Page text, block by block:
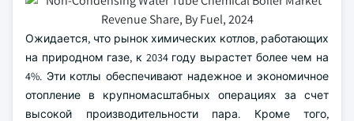
Ожидается, что рынок химических котлов, работающих
на природном газе, к 2034 году вырастет более чем на
4%. Эти котлы обеспечивают надежное и экономичное
отопление в крупномасштабных операциях за счет
высокой производительности пара. Кроме того,